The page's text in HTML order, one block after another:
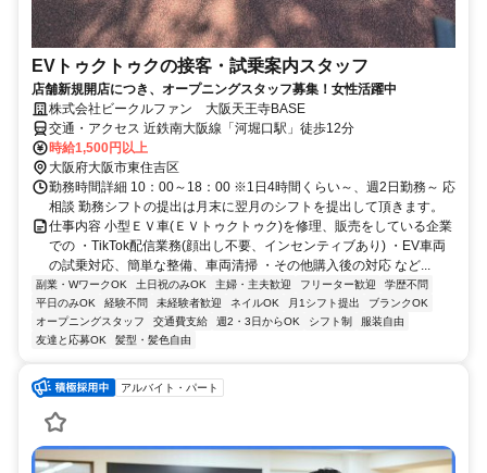
EVトゥクトゥクの接客・試乗案内スタッフ
店舗新規開店につき、オープニングスタッフ募集！女性活躍中
株式会社ビークルファン 大阪天王寺BASE
交通・アクセス 近鉄南大阪線「河堀口駅」徒歩12分
時給1,500円以上
大阪府大阪市東住吉区
勤務時間詳細 10：00～18：00 ※1日4時間くらい～、週2日勤務～ 応
相談 勤務シフトの提出は月末に翌月のシフトを提出して頂きます。
仕事内容 小型ＥＶ車(ＥＶトゥクトゥク)を修理、販売をしている企業
での ・TikTok配信業務(顔出し不要、インセンティブあり) ・EV車両
の試乗対応、簡単な整備、車両清掃 ・その他購入後の対応 など...
副業・WワークOK 土日祝のみOK 主婦・主夫歓迎 フリーター歓迎
学歴不問
平日のみOK
経験不問 未経験者歓迎 ネイルOK 月1シフト提出
ブランクOK
オープニングスタッフ
交通費支給 週2・3日からOK シフト制
服装自由
友達と応募OK
髪型・髪色自由
アルバイト・パート